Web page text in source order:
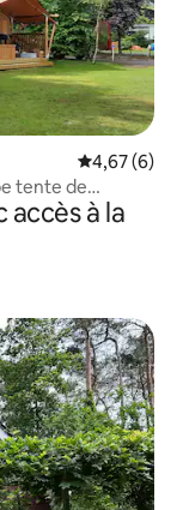
Évaluation
4,67 (6)
tente de
accès à la